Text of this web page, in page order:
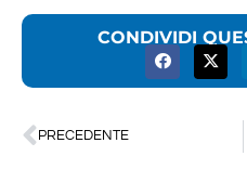
CONDIVIDI
PRECEDENTE